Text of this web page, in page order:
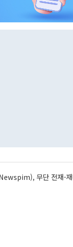
무단 전재-